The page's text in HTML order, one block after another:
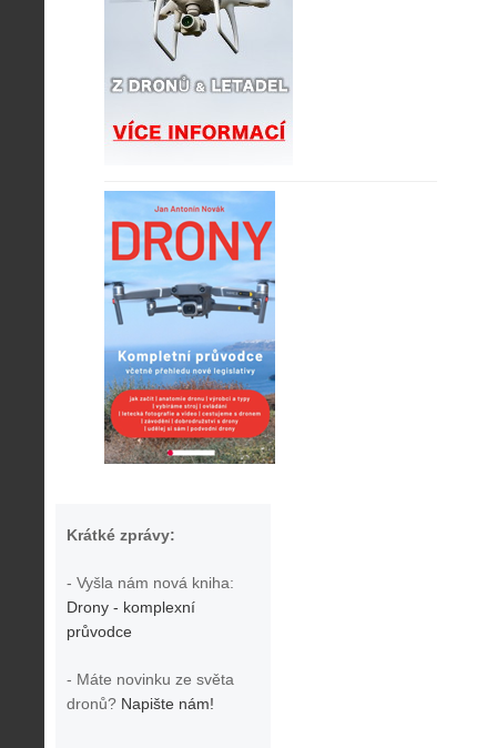
Krátké zprávy:
- Vyšla nám nová kniha:
Drony - komplexní
průvodce
- Máte novinku ze světa
dronů? Napište nám!